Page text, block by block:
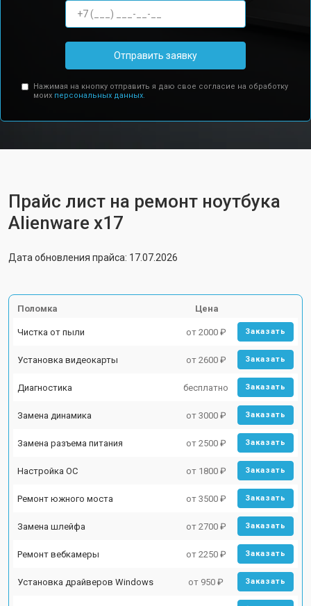
Отправить заявку
Нажимая на кнопку отправить я даю свое согласие на обработку
моих персональных данных.
Прайс лист на ремонт ноутбука
Alienware x17
Дата обновления прайса: 17.07.2026
Поломка Цена
Чистка от пыли от 2000 ₽ Заказать
Установка видеокарты от 2600 ₽ Заказать
Диагностика бесплатно Заказать
Замена динамика от 3000 ₽ Заказать
Замена разъема питания от 2500 ₽ Заказать
Настройка ОС от 1800 ₽ Заказать
Ремонт южного моста от 3500 ₽ Заказать
Замена шлейфа от 2700 ₽ Заказать
Ремонт вебкамеры от 2250 ₽ Заказать
Установка драйверов Windows от 950 ₽ Заказать